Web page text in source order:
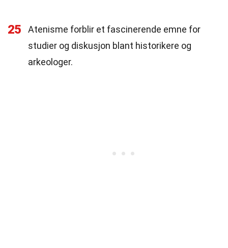
25
Atenisme forblir et fascinerende emne for
studier og diskusjon blant historikere og
arkeologer.